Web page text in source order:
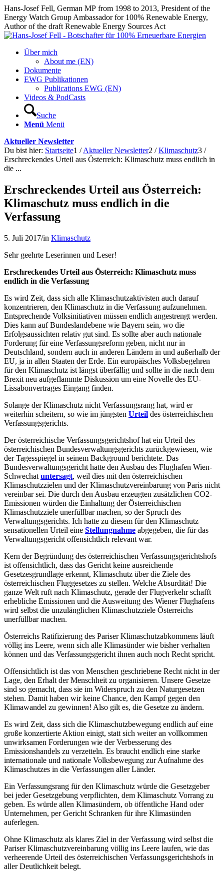
Hans-Josef Fell, German MP from 1998 to 2013, President of the
Energy Watch Group Ambassador for 100% Renewable Energy,
Author of the draft Renewable Energy Sources Act
Über mich
About me (EN)
Dokumente
EWG Publikationen
Publications EWG (EN)
Videos & PodCasts
Suche
Menü Menü
Aktueller Newsletter
Du bist hier: Startseite1 / Aktueller Newsletter2 / Klimaschutz3 /
Erschreckendes Urteil aus Österreich: Klimaschutz muss endlich in
die ...
Erschreckendes Urteil aus Österreich:
Klimaschutz muss endlich in die
Verfassung
5. Juli 2017/in Klimaschutz
Sehr geehrte Leserinnen und Leser!
Erschreckendes Urteil aus Österreich: Klimaschutz muss
endlich in die Verfassung
Es wird Zeit, dass sich alle Klimaschutzaktivisten auch darauf
konzentrieren, den Klimaschutz in die Verfassung aufzunehmen.
Entsprechende Volksinitiativen müssen endlich angestrengt werden.
Dies kann auf Bundeslandebene wie Bayern sein, wo die
Erfolgsaussichten relativ gut sind. Es sollte aber auch nationale
Forderung für eine Verfassungsreform geben, nicht nur in
Deutschland, sondern auch in anderen Ländern in und außerhalb der
EU, ja in allen Staaten der Erde. Ein europäisches Volksbegehren
für den Klimaschutz ist längst überfällig und sollte in die nach dem
Brexit neu aufgeflammte Diskussion um eine Novelle des EU-
Lissabonvertrages Eingang finden.
Solange der Klimaschutz nicht Verfassungsrang hat, wird er
weiterhin scheitern, so wie im jüngsten Urteil des österreichischen
Verfassungsgerichts.
Der österreichische Verfassungsgerichtshof hat ein Urteil des
österreichischen Bundesverwaltungsgerichts zurückgewiesen, wie
der Tagesspiegel in seinem Background berichtete. Das
Bundesverwaltungsgericht hatte den Ausbau des Flughafen Wien-
Schwechat untersagt, weil dies mit den österreichischen
Klimaschutzzielen und der Klimaschutzvereinbarung von Paris nicht
vereinbar sei. Die durch den Ausbau erzeugten zusätzlichen CO2-
Emissionen würden die Einhaltung der Österreichischen
Klimaschutzziele unerfüllbar machen, so der Spruch des
Verwaltungsgerichts. Ich hatte zu diesem für den Klimaschutz
sensationellen Urteil eine Stellungnahme abgegeben, die für das
Verwaltungsgericht offensichtlich relevant war.
Kern der Begründung des österreichischen Verfassungsgerichtshofs
ist offensichtlich, dass das Gericht keine ausreichende
Gesetzesgrundlage erkennt, Klimaschutz über die Ziele des
österreichischen Fluggesetzes zu stellen. Welche Absurdität! Die
ganze Welt ruft nach Klimaschutz, gerade der Flugverkehr schafft
erhebliche Emissionen und die Ausweitung des Wiener Flughafens
wird selbst die unzulänglichen Klimaschutzziele Österreichs
unerfüllbar machen.
Österreichs Ratifizierung des Pariser Klimaschutzabkommens läuft
völlig ins Leere, wenn sich alle Klimasünder wie bisher verhalten
können und das Verfassungsgericht ihnen auch noch Recht spricht.
Offensichtlich ist das von Menschen geschriebene Recht nicht in der
Lage, den Erhalt der Menschheit zu organisieren. Unsere Gesetze
sind so gemacht, dass sie im Widerspruch zu den Naturgesetzen
stehen. Damit haben wir keine Chance, den Kampf gegen den
Klimawandel zu gewinnen! Also gilt es, die Gesetze zu ändern.
Es wird Zeit, dass sich die Klimaschutzbewegung endlich auf eine
große konzertierte Aktion einigt, statt sich weiter an vollkommen
unwirksamen Forderungen wie der Verbesserung des
Emissionshandels zu verzetteln. Es braucht endlich eine starke
internationale und nationale Volksbewegung zur Aufnahme des
Klimaschutzes in die Verfassungen aller Länder.
Ein Verfassungsrang für den Klimaschutz würde die Gesetzgeber
bei jeder Gesetzgebung verpflichten, dem Klimaschutz Vorrang zu
geben. Es würde allen Klimasündern, ob öffentliche Hand oder
Unternehmen, per Gericht Schranken für ihre Klimasünden
auferlegen.
Ohne Klimaschutz als klares Ziel in der Verfassung wird selbst die
Pariser Klimaschutzvereinbarung völlig ins Leere laufen, wie das
verheerende Urteil des österreichischen Verfassungsgerichtshofs in
aller Deutlichkeit belegt.